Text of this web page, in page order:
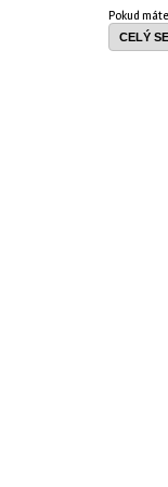
Pokud
CELÝ